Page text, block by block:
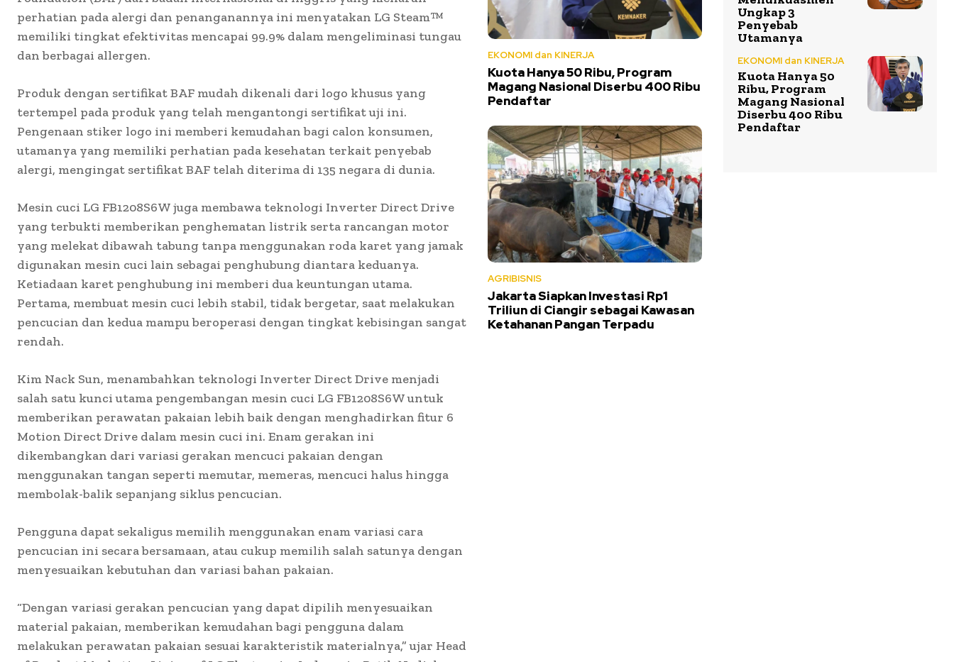
perhatian pada alergi dan penanganannya ini menyatakan LG Steam™️
memiliki tingkat efektivitas mencapai 99.9% dalam mengeliminasi tungau
dan berbagai allergen.
Produk dengan sertifikat BAF mudah dikenali dari logo khusus yang
tertempel pada produk yang telah mengantongi sertifikat uji ini.
Pengenaan stiker logo ini memberi kemudahan bagi calon konsumen,
utamanya yang memiliki perhatian pada kesehatan terkait penyebab
alergi, mengingat sertifikat BAF telah diterima di 135 negara di dunia.
Mesin cuci LG FB1208S6W juga membawa teknologi Inverter Direct Drive
yang terbukti memberikan penghematan listrik serta rancangan motor
yang melekat dibawah tabung tanpa menggunakan roda karet yang jamak
digunakan mesin cuci lain sebagai penghubung diantara keduanya.
Ketiadaan karet penghubung ini memberi dua keuntungan utama.
Pertama, membuat mesin cuci lebih stabil, tidak bergetar, saat melakukan
pencucian dan kedua mampu beroperasi dengan tingkat kebisingan sangat
rendah.
Kim Nack Sun, menambahkan teknologi Inverter Direct Drive menjadi
salah satu kunci utama pengembangan mesin cuci LG FB1208S6W untuk
memberikan perawatan pakaian lebih baik dengan menghadirkan fitur 6
Motion Direct Drive dalam mesin cuci ini. Enam gerakan ini
dikembangkan dari variasi gerakan mencuci pakaian dengan
menggunakan tangan seperti memutar, memeras, mencuci halus hingga
membolak-balik sepanjang siklus pencucian.
Pengguna dapat sekaligus memilih menggunakan enam variasi cara
pencucian ini secara bersamaan, atau cukup memilih salah satunya dengan
menyesuaikan kebutuhan dan variasi bahan pakaian.
“Dengan variasi gerakan pencucian yang dapat dipilih menyesuaikan
material pakaian, memberikan kemudahan bagi pengguna dalam
melakukan perawatan pakaian sesuai karakteristik materialnya,” ujar Head
EKONOMI dan KINERJA
Kuota Hanya 50 Ribu, Program
Magang Nasional Diserbu 400 Ribu
Pendaftar
AGRIBISNIS
Jakarta Siapkan Investasi Rp1
Triliun di Ciangir sebagai Kawasan
Ketahanan Pangan Terpadu
Ungkap 3
Penyebab
Utamanya
EKONOMI dan KINERJA
Kuota Hanya 50
Ribu, Program
Magang Nasional
Diserbu 400 Ribu
Pendaftar